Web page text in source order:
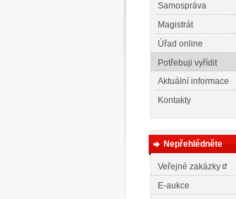
Samospráva
Magistrát
Úřad online
Potřebuji vyřídit
Aktuální informace
Kontakty
Nepřehlédněte
Veřejné zakázky
E-aukce